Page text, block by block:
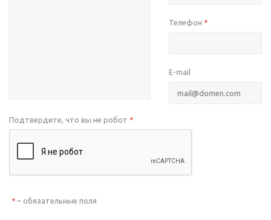
Телефон *
E-mail
Подтвердите, что вы не робот *
* – обязательные поля